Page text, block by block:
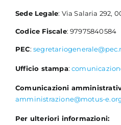
Sede Legale: Via Salaria 292,
Codice Fiscale: 97975840584
PEC:
Ufficio stampa:
Comunicazioni
amministrazione@motus-
Per ulteriori informazioni: